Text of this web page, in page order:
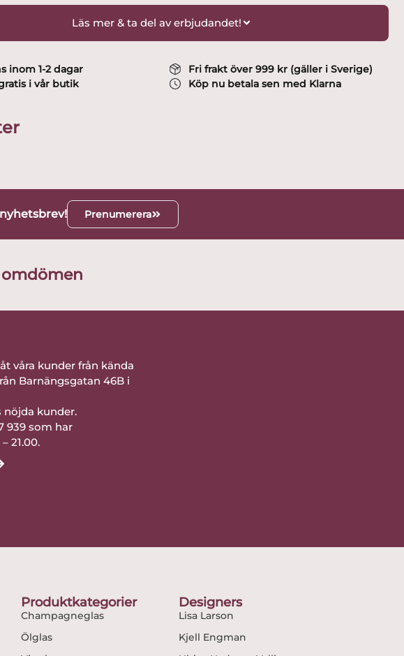
Läs mer & ta del av erbjudandet!
inom 1-2 dagar
i vår butik
Fri frakt över 999 kr (gäller i Sverige)
Köp nu betala sen med Klarna
Prenumerera
omdömen
våra kunder från kända
Barnängsgatan 46B i
nöjda kunder.
939 som har
21.00.
Produktkategorier
Champagneglas
Ölglas
Designers
Lisa Larson
Kjell Engman